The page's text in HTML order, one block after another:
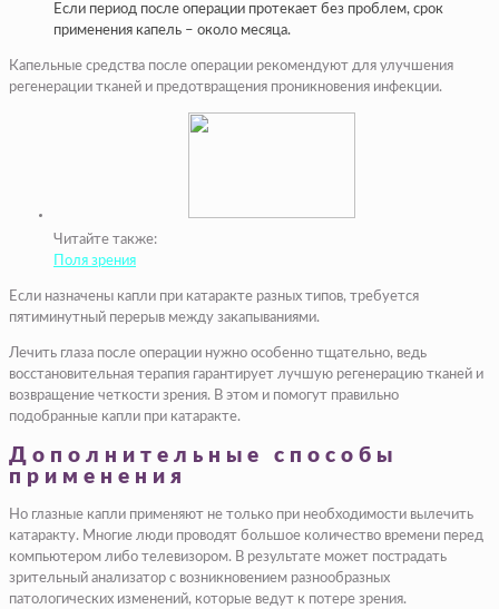
Если период после операции протекает без проблем, срок
применения капель – около месяца.
Капельные средства после операции рекомендуют для улучшения
регенерации тканей и предотвращения проникновения инфекции.
Читайте также:
Поля зрения
Если назначены капли при катаракте разных типов, требуется
пятиминутный перерыв между закапываниями.
Лечить глаза после операции нужно особенно тщательно, ведь
восстановительная терапия гарантирует лучшую регенерацию тканей и
возвращение четкости зрения. В этом и помогут правильно
подобранные капли при катаракте.
Дополнительные способы
применения
Но глазные капли применяют не только при необходимости вылечить
катаракту. Многие люди проводят большое количество времени перед
компьютером либо телевизором. В результате может пострадать
зрительный анализатор с возникновением разнообразных
патологических изменений, которые ведут к потере зрения.